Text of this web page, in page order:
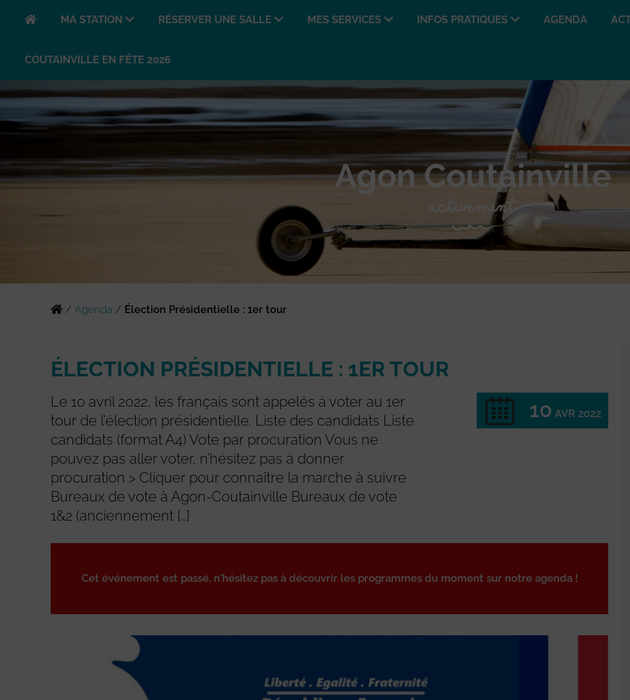
MA STATION RÉSERVER UNE SALLE MES SERVICES INFOS PRATIQUES AGENDA
COUTAINVILLE EN FÊTE 2026
/ Agenda / Élection Présidentielle : 1er tour
ÉLECTION PRÉSIDENTIELLE : 1ER TOUR
Le 10 avril 2022, les français sont appelés à voter au 1er
tour de l’élection présidentielle. Liste des candidats Liste
candidats (format A4) Vote par procuration Vous ne
pouvez pas aller voter, n’hésitez pas à donner
procuration > Cliquer pour connaître la marche à suivre
Bureaux de vote à Agon-Coutainville Bureaux de vote
1&2 (anciennement […]
10 AVR 2022
Cet événement est passé, n'hésitez pas à découvrir les programmes du moment sur notre agenda !